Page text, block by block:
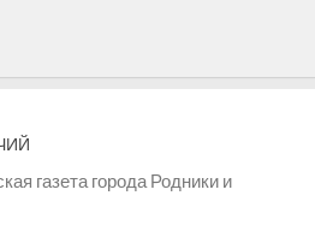
газета города Родники и